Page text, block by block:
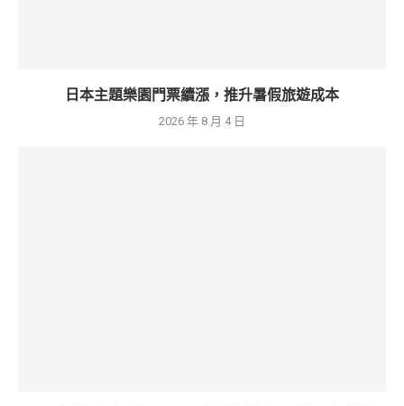
日本主題樂園門票續漲，推升暑假旅遊成本
2026 年 8 月 4 日